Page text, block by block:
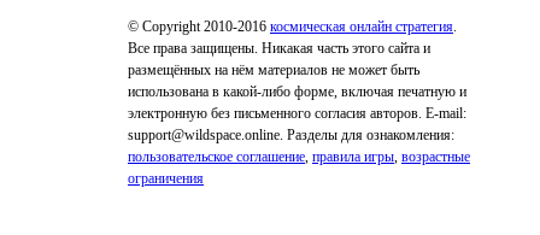
© Copyright 2010-2016 космическая онлайн стратегия
Все права защищены. Никакая часть этого сайта и
размещённых на нём материалов не может быть
использована в какой-либо форме, включая печатную и
электронную без письменного согласия авторов. E-mail:
support@wildspace.online. Разделы для ознакомления:
пользовательское соглашение правила игры возрастные
ограничения